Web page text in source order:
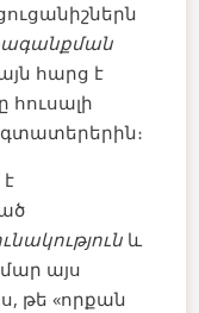
հարց է
հուսալի
և
այս
թե «որքան